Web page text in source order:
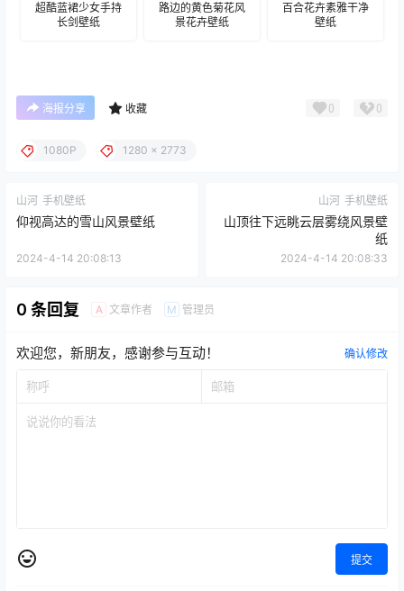
超酷蓝裙少女手持
长剑壁纸
路边的黄色菊花风
景花卉壁纸
百合花卉素雅干净
壁纸
海报分享 收藏 0 0
1080P 1280 x 2773
山河 手机壁纸
仰视高达的雪山风景壁纸
2024-4-14 20:08:13
山河 手机壁纸
山顶往下远眺云层雾绕风景壁
纸
2024-4-14 20:08:33
0 条回复 A 文章作者 M 管理员
欢迎您，新朋友，感谢参与互动！ 确认修改
提交